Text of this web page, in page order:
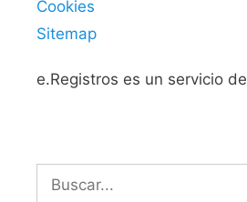
Cookies
Sitemap
e.Registros es un servicio
Buscar: